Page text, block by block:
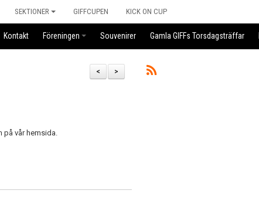
SEKTIONER GIFFCUPEN KICK ON CUP
Kontakt Föreningen Souvenirer Gamla GIFFs Torsdagsträffar
>
<
på vår hemsida.